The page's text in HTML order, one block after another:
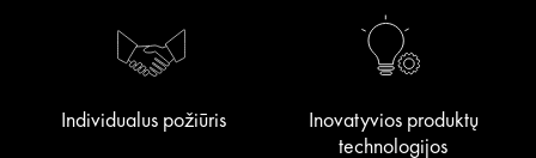
Individualus požiūris
Inovatyvios produktų
technologijos